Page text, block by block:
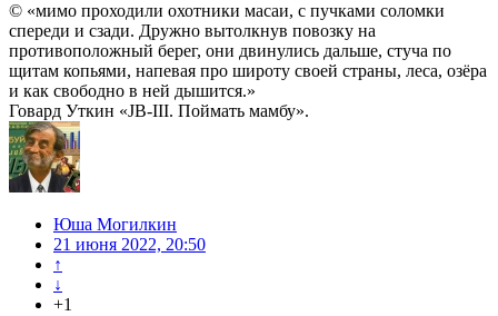
© «мимо проходили охотники масаи, с пучками соломки
спереди и сзади. Дружно вытолкнув повозку на
противоположный берег, они двинулись дальше, стуча по
щитам копьями, напевая про широту своей страны, леса, озёра
и как свободно в ней дышится.»
Говард Уткин «JB-III. Поймать мамбу».
Юша Могилкин
21 июня 2022, 20:50
↑
↓
+1